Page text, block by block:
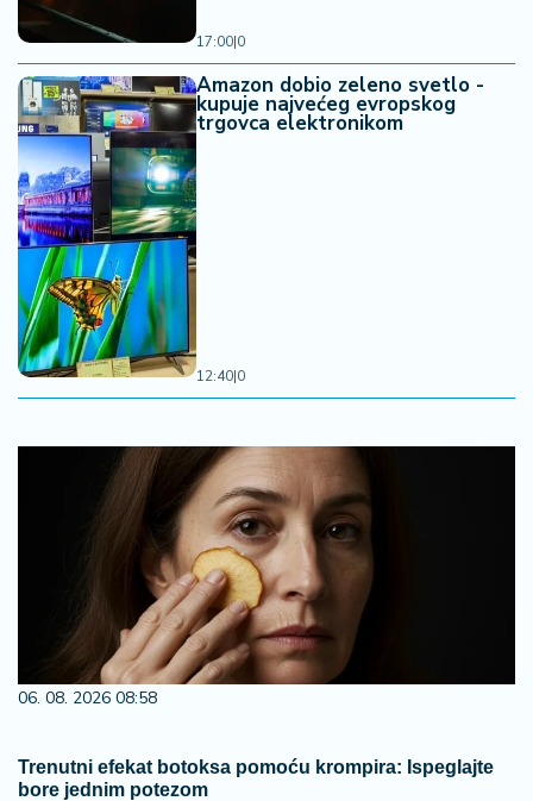
17:00|0
Amazon dobio zeleno svetlo -
kupuje najvećeg evropskog
trgovca elektronikom
12:40|0
06. 08. 2026 08:58
Trenutni efekat botoksa pomoću krompira: Ispeglajte
bore jednim potezom